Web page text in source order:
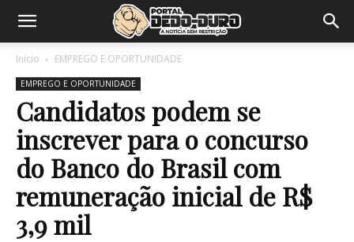
Início EMPREGO E OPORTUNIDADE
EMPREGO E OPORTUNIDADE
Candidatos podem se
inscrever para o concurso
do Banco do Brasil com
remuneração inicial de R$
3,9 mil